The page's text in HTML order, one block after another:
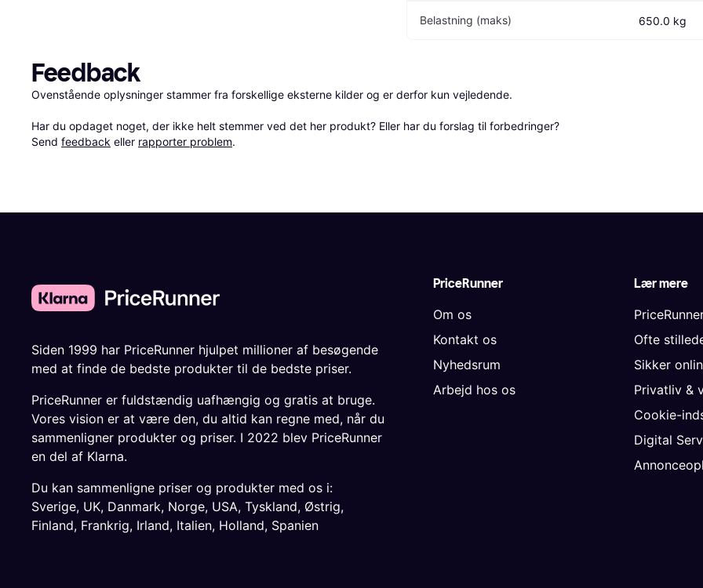
Belastning (maks) 650.0 kg
Feedback
Ovenstående oplysninger stammer fra forskellige eksterne kilder og er derfor kun vejledende.
Har du opdaget noget, der ikke helt stemmer ved det her produkt? Eller har du forslag til forbedringer?
Send feedback eller rapporter problem.
PriceRunner
Om os
Kontakt os
Nyhedsrum
Arbejd hos os
Lær mere
Ofte
Sikker
Privatliv &
Cookie-
Digital
Siden 1999 har PriceRunner hjulpet millioner af besøgende
med at finde de bedste produkter til de bedste priser.
PriceRunner er fuldstændig uafhængig og gratis at bruge.
Vores vision er at være den, du altid kan regne med, når du
sammenligner produkter og priser. I 2022 blev PriceRunner
en del af Klarna.
Du kan sammenligne priser og produkter med os i:
Sverige, UK, Danmark, Norge, USA, Tyskland, Østrig,
Finland, Frankrig, Irland, Italien, Holland, Spanien